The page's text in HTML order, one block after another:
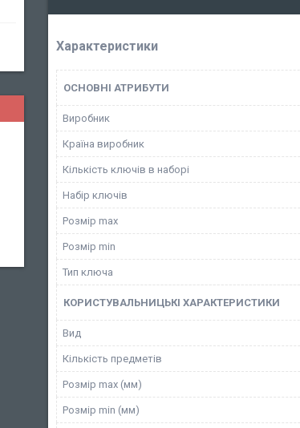
Характеристики
ОСНОВНІ АТРИБУТИ
Виробник
Країна виробник
Кількість ключів в наборі
Набір ключів
Розмір max
Розмір min
Тип ключа
КОРИСТУВАЛЬНИЦЬКІ ХАРАКТЕРИСТИКИ
Вид
Кількість предметів
Розмір max (мм)
Розмір min (мм)